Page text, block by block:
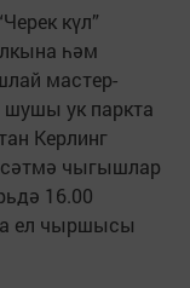
күл”
һәм
мастер-
ук паркта
Керлинг
чыгышлар
16.00
ел чыршысы